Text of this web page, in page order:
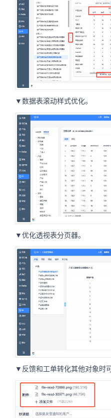
▼数据表滚动样式优化。
▼优化透视表分页器。
▼反馈和工单转化其他对象时